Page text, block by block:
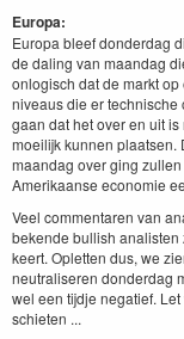
Europa:
Europa bleef donderdag
de daling van maandag
onlogisch dat de markt
niveaus die er technische
gaan dat het over en uit
moeilijk kunnen plaatsen.
maandag over ging
Amerikaanse economie
Veel commentaren van
bekende bullish analisten
keert. Opletten dus, we
neutraliseren donderdag
wel een tijdje negatief.
schieten ...